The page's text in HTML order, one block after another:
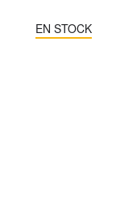
EN STOCK